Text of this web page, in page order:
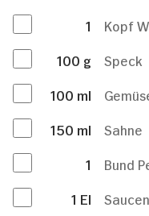
1
Kopf
100 g
Speck
100 ml
150 ml
Sahne
1
Bund
1 El